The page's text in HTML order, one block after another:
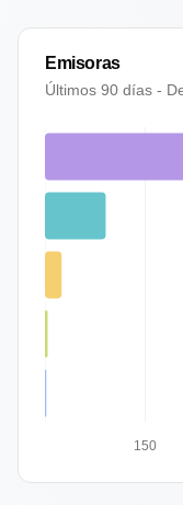
Emisoras
Últimos 90 días -
150